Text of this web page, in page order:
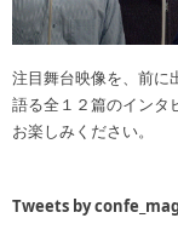
注目舞台映像を、前に
語る全１２篇のインタ
お楽しみください。
Tweets by